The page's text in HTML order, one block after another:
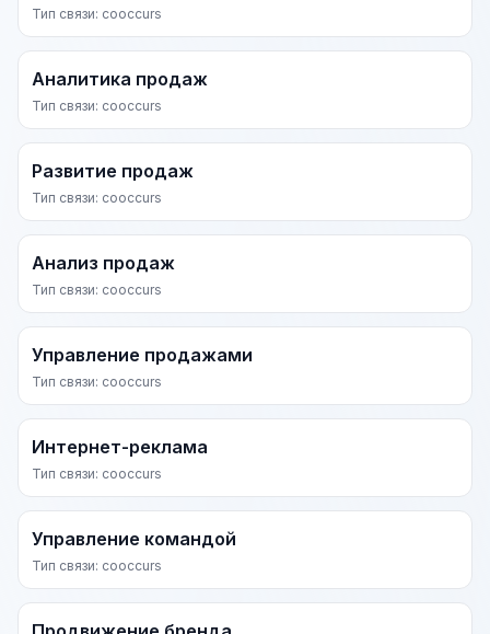
Тип связи: cooccurs
Аналитика продаж
Тип связи: cooccurs
Развитие продаж
Тип связи: cooccurs
Анализ продаж
Тип связи: cooccurs
Управление продажами
Тип связи: cooccurs
Интернет-реклама
Тип связи: cooccurs
Управление командой
Тип связи: cooccurs